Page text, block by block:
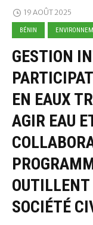
19 AOÛT 2025
BÉNIN
GESTION
EN EAUX
AGIR EAU
OUTILLENT
SOCIÉTÉ